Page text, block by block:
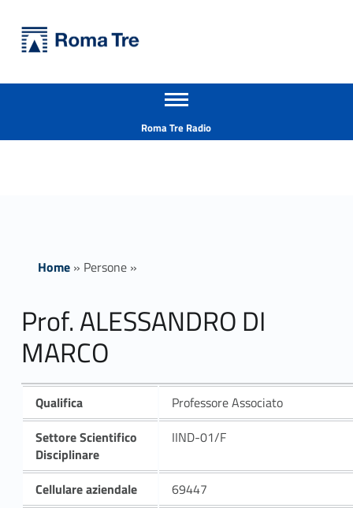
Prof. ALESSANDRO DI MARCO ricerca - Università Roma Tre
Apri il menu secondario
Roma Tre Radio
Home» Persone»
Prof. ALESSANDRO DI
MARCO
Qualifica
Professore Associato
Settore Scientifico
Disciplinare
IIND-01/F
Cellulare aziendale
69447